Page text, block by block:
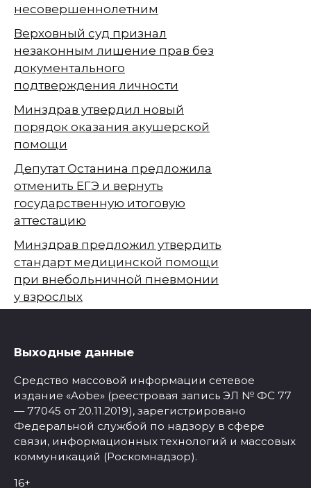
несовершеннолетним
Верховный суд признал
незаконным лишение прав без
документального
подтверждения личности
Минздрав утвердил новый
порядок оказания акушерской
помощи
Депутат Останина предложила
отменить ЕГЭ и вернуть
государственную итоговую
аттестацию
Минздрав предложил утвердить
стандарт медицинской помощи
при внебольничной пневмонии
у взрослых
Выходные данные
Средство массовой информации сетевое
издание «Aobe» (реестровая запись ЭЛ № ФС 77
— 77045 от 20.11.2019), зарегистрировано
Федеральной службой по надзору в сфере
связи, информационных технологий и массовых
коммуникаций (Роскомнадзор).
16+